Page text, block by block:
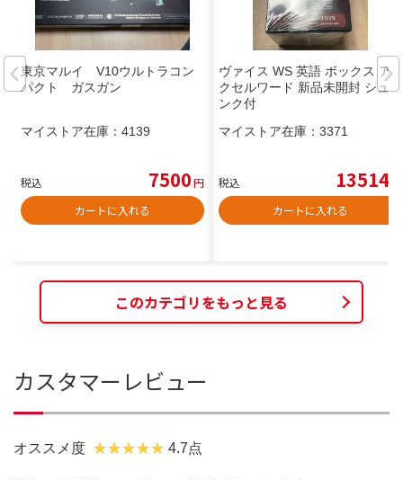
東京マルイ V10ウルトラコン
パクト ガスガン
マイストア在庫： 4139
税込 7500円
カートに入れる
ヴァイス WS 英語 ボックス ア
クセルワード 新品未開封 シュリ
ンク付
マイストア在庫： 3371
税込 13514
カートに入れる
このカテゴリをもっと見る
カスタマーレビュー
オススメ度 4.7点